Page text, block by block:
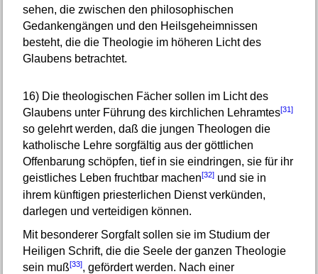
sehen, die zwischen den philosophischen
Gedankengängen und den Heilsgeheimnissen
besteht, die die Theologie im höheren Licht des
Glaubens betrachtet.
16)Die theologischen Fächer sollen im Licht des
Glaubens unter Führung des kirchlichen Lehramtes[31]
so gelehrt werden, daß die jungen Theologen die
katholische Lehre sorgfältig aus der göttlichen
Offenbarung schöpfen, tief in sie eindringen, sie für ihr
geistliches Leben fruchtbar machen[32]und sie in
ihrem künftigen priesterlichen Dienst verkünden,
darlegen und verteidigen können.
Mit besonderer Sorgfalt sollen sie im Studium der
Heiligen Schrift, die die Seele der ganzen Theologie
sein muß[33], gefördert werden. Nach einer